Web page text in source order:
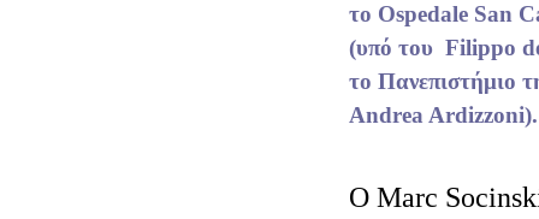
το Ospedale San
(υπό του Filippo
το Πανεπιστήμιο
Andrea Ardizzoni).
Ο Marc